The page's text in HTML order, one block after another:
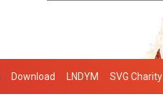
Download LNDYM SVG Charity